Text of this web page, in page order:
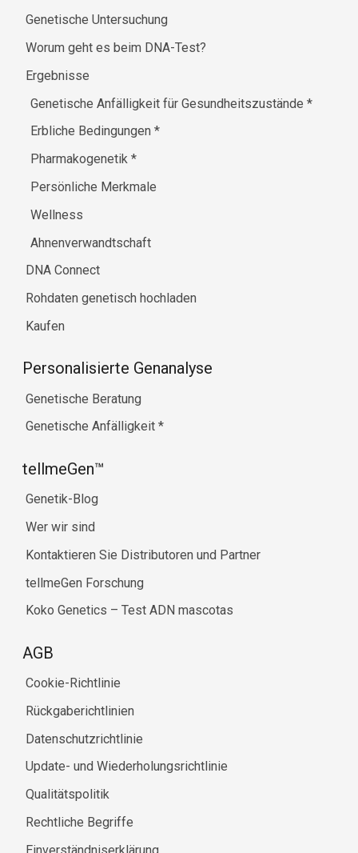
Genetische Untersuchung
Worum geht es beim DNA-Test?
Ergebnisse
Genetische Anfälligkeit für Gesundheitszustände*
Erbliche Bedingungen*
Pharmakogenetik*
Persönliche Merkmale
Wellness
Ahnenverwandtschaft
DNA Connect
Rohdaten genetisch hochladen
Kaufen
Personalisierte Genanalyse
Genetische Beratung
Genetische Anfälligkeit *
tellmeGen™
Genetik-Blog
Wer wir sind
Kontaktieren Sie Distributoren und Partner
tellmeGen Forschung
Koko Genetics – Test ADN mascotas
AGB
Cookie-Richtlinie
Rückgaberichtlinien
Datenschutzrichtlinie
Update- und Wiederholungsrichtlinie
Qualitätspolitik
Rechtliche Begriffe